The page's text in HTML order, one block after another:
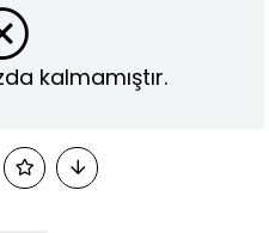
kalmamıştır.